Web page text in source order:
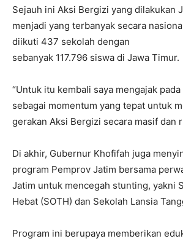
Sejauh ini Aksi Bergizi yang dilakukan
menjadi yang terbanyak secara
diikuti 437 sekolah dengan
sebanyak 117.796 siswa di Jawa Timur.
“Untuk itu kembali saya mengajak
sebagai momentum yang tepat untuk
gerakan Aksi Bergizi secara masif dan
Di akhir, Gubernur Khofifah juga
program Pemprov Jatim bersama
Jatim untuk mencegah stunting, yakni
Hebat (SOTH) dan Sekolah Lansia
Program ini berupaya memberikan